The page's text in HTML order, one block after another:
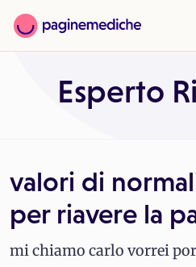
Esperto
valori di
per riavere la
mi chiamo carlo vorrei